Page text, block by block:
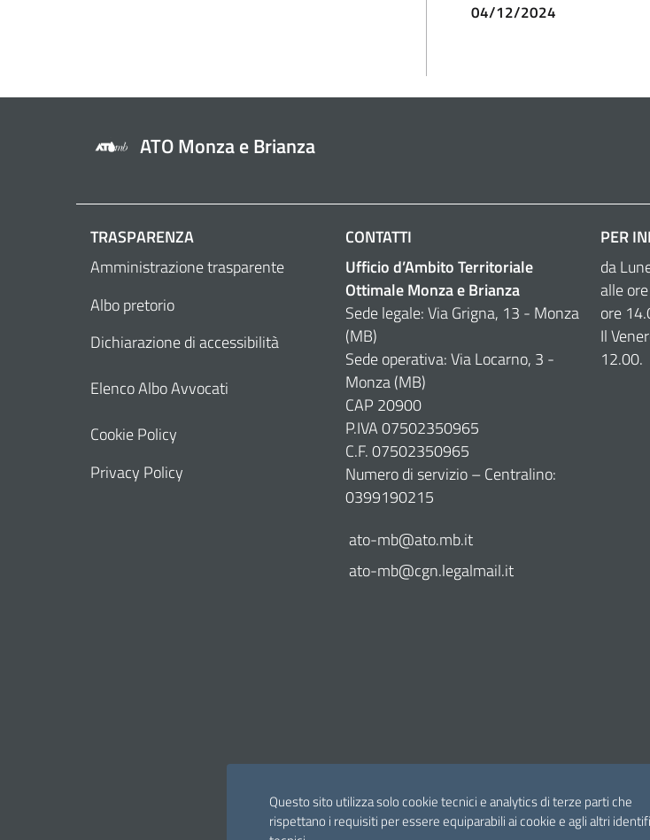
Questo sito utilizza solo cookie tecnici e analytics di terze parti che
rispettano i requisiti per essere equiparabili ai cookie e agli altri
04/12/2024
ATO Monza e Brianza
TRASPARENZA
Amministrazione trasparente
Albo pretorio
Dichiarazione di accessibilità
Elenco Albo Avvocati
Cookie Policy
Privacy Policy
CONTATTI
Ufficio d’Ambito Territoriale
Ottimale Monza e Brianza
Sede legale: Via Grigna, 13 - Monza
(MB)
Sede operativa: Via Locarno, 3 -
Monza (MB)
CAP 20900
P.IVA 07502350965
C.F. 07502350965
Numero di servizio – Centralino:
0399190215
ato-mb@ato.mb.it
ato-mb@cgn.legalmail.it
PER
da
alle
ore
Il
12.00.